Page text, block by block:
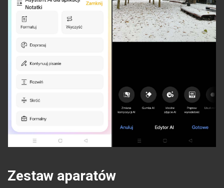
Zestaw aparatów